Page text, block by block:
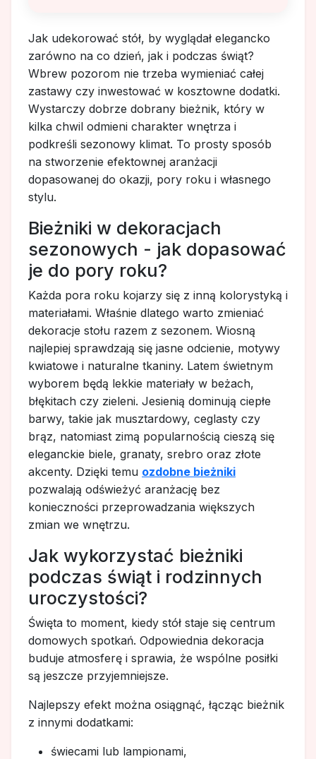
Jak udekorować stół, by wyglądał elegancko
zarówno na co dzień, jak i podczas świąt?
Wbrew pozorom nie trzeba wymieniać całej
zastawy czy inwestować w kosztowne dodatki.
Wystarczy dobrze dobrany bieżnik, który w
kilka chwil odmieni charakter wnętrza i
podkreśli sezonowy klimat. To prosty sposób
na stworzenie efektownej aranżacji
dopasowanej do okazji, pory roku i własnego
stylu.
Bieżniki w dekoracjach
sezonowych - jak dopasować
je do pory roku?
Każda pora roku kojarzy się z inną kolorystyką i
materiałami. Właśnie dlatego warto zmieniać
dekoracje stołu razem z sezonem. Wiosną
najlepiej sprawdzają się jasne odcienie, motywy
kwiatowe i naturalne tkaniny. Latem świetnym
wyborem będą lekkie materiały w beżach,
błękitach czy zieleni. Jesienią dominują ciepłe
barwy, takie jak musztardowy, ceglasty czy
brąz, natomiast zimą popularnością cieszą się
eleganckie biele, granaty, srebro oraz złote
akcenty. Dzięki temu ozdobne bieżniki
pozwalają odświeżyć aranżację bez
konieczności przeprowadzania większych
zmian we wnętrzu.
Jak wykorzystać bieżniki
podczas świąt i rodzinnych
uroczystości?
Święta to moment, kiedy stół staje się centrum
domowych spotkań. Odpowiednia dekoracja
buduje atmosferę i sprawia, że wspólne posiłki
są jeszcze przyjemniejsze.
Najlepszy efekt można osiągnąć, łącząc bieżnik
z innymi dodatkami:
świecami lub lampionami,